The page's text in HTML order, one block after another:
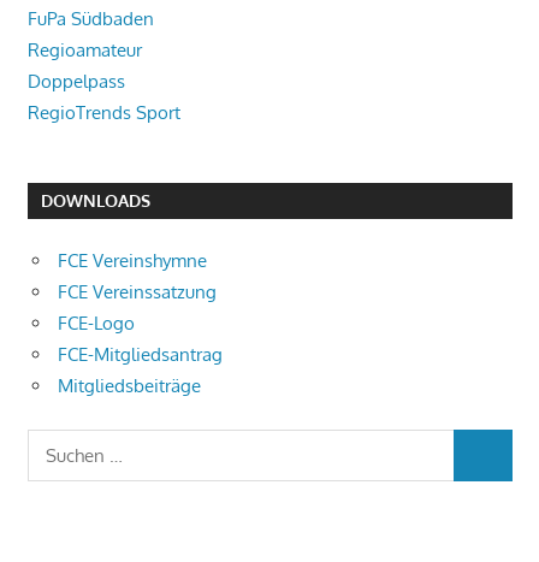
FuPa Südbaden
Regioamateur
Doppelpass
RegioTrends Sport
DOWNLOADS
FCE Vereinshymne
FCE Vereinssatzung
FCE-Logo
FCE-Mitgliedsantrag
Mitgliedsbeiträge
Suchen
nach: